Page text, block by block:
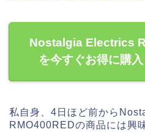
Nostalgia Electrics
を今すぐお得に購
私自身、4日ほど前から
RMO400REDの商品には興